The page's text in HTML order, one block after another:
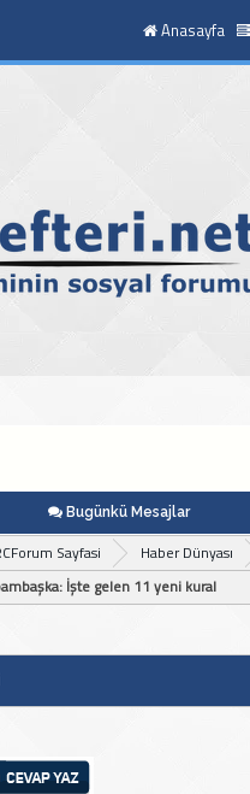
Anasayfa
Bugünkü Mesajlar
Sayfasi
Haber Dünyası
İşte gelen 11 yeni kural